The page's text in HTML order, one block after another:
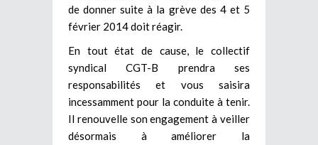
de donner suite à la grève des 4 et 5
février 2014 doit réagir.
En tout état de cause, le collectif
syndical CGT-B prendra ses
responsabilités et vous saisira
incessamment pour la conduite à tenir.
Il renouvelle son engagement à veiller
désormais à améliorer la